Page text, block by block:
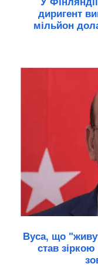
диригент
мільйон
Вуса, що
став